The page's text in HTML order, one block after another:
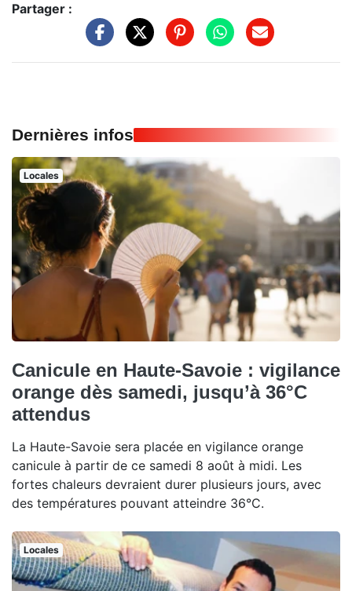
Partager :
Dernières infos
Locales
Canicule en Haute-Savoie : vigilance
orange dès samedi, jusqu’à 36°C
attendus
La Haute-Savoie sera placée en vigilance orange
canicule à partir de ce samedi 8 août à midi. Les
fortes chaleurs devraient durer plusieurs jours, avec
des températures pouvant atteindre 36°C.
Locales